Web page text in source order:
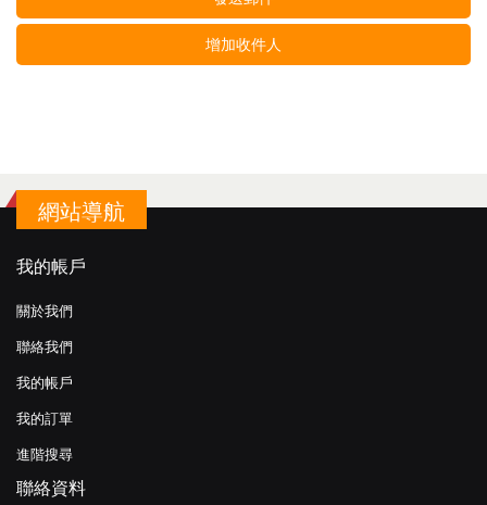
增加收件人
網站導航
我的帳戶
關於我們
聯絡我們
我的帳戶
我的訂單
進階搜尋
聯絡資料